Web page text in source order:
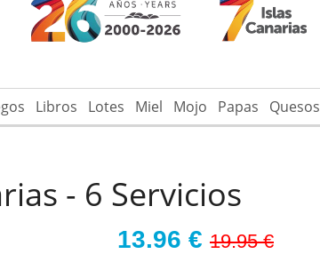
Libros Lotes Miel Mojo Papas Quesos
- 6 Servicios
13.96 € 19.95 €